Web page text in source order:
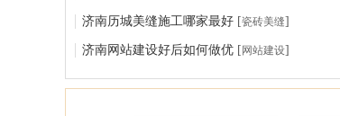
济南历城美缝施工哪家最好 [瓷砖美缝]
济南网站建设好后如何做优 [ 网站建设]